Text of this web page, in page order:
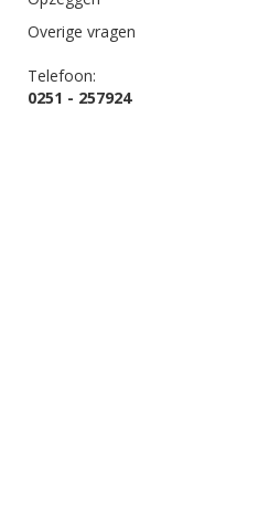
Overige vragen
Telefoon:
0251 - 257924